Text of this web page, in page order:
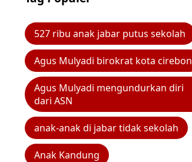
527 ribu anak jabar putus sekolah
Agus Mulyadi birokrat kota cirebon
Agus Mulyadi mengundurkan diri
dari ASN
anak-anak di jabar tidak sekolah
Anak Kandung